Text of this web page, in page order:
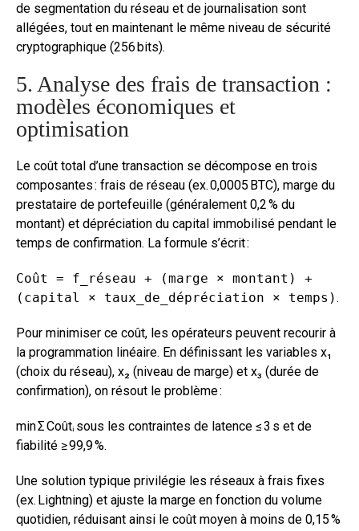
de segmentation du réseau et de journalisation sont
allégées, tout en maintenant le même niveau de sécurité
cryptographique (256 bits).
5. Analyse des frais de transaction :
modèles économiques et
optimisation
Le coût total d’une transaction se décompose en trois
composantes : frais de réseau (ex. 0,0005 BTC), marge du
prestataire de portefeuille (généralement 0,2 % du
montant) et dépréciation du capital immobilisé pendant le
temps de confirmation. La formule s’écrit :
Coût = f_réseau + (marge × montant) +
(capital × taux_de_dépréciation × temps).
Pour minimiser ce coût, les opérateurs peuvent recourir à
la programmation linéaire. En définissant les variables x₁
(choix du réseau), x₂ (niveau de marge) et x₃ (durée de
confirmation), on résout le problème :
min Σ Coûtᵢ sous les contraintes de latence ≤ 3 s et de
fiabilité ≥ 99,9 %.
Une solution typique privilégie les réseaux à frais fixes
(ex. Lightning) et ajuste la marge en fonction du volume
quotidien, réduisant ainsi le coût moyen à moins de 0,15 %